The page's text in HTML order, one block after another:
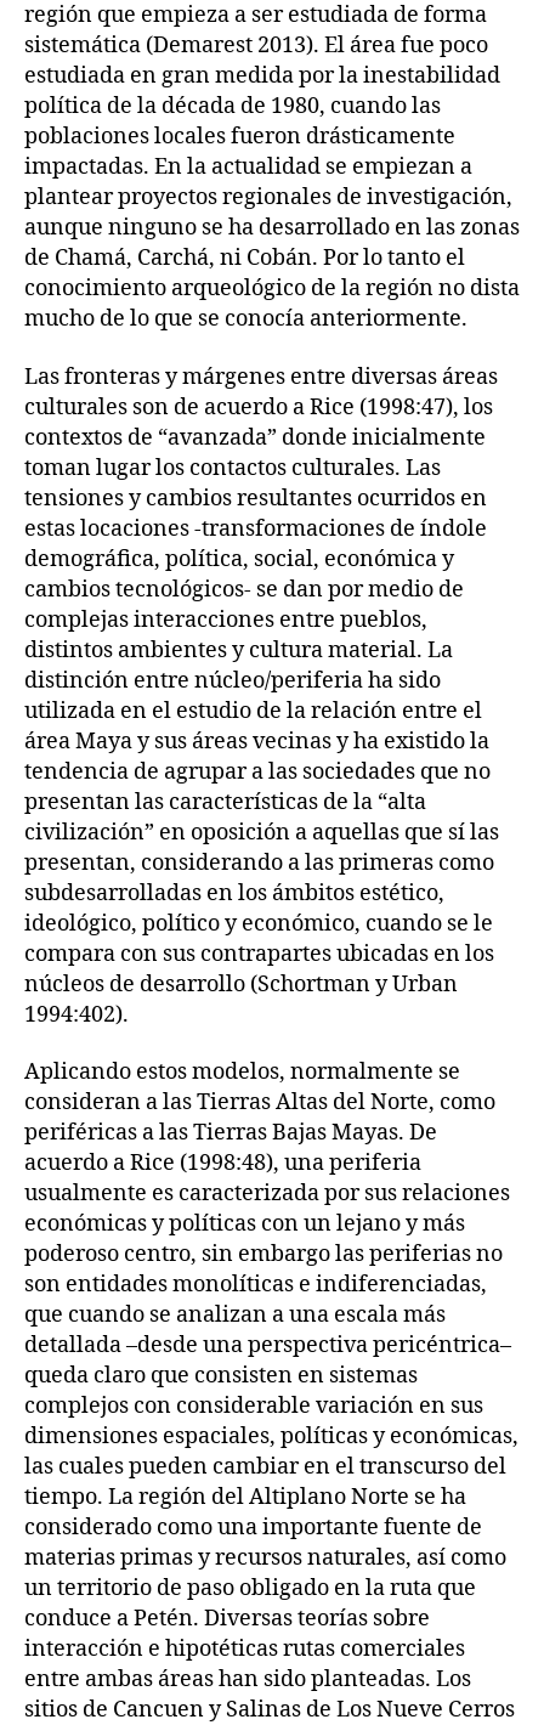
región que empieza a ser estudiada de forma
sistemática (Demarest 2013). El área fue poco
estudiada en gran medida por la inestabilidad
política de la década de 1980, cuando las
poblaciones locales fueron drásticamente
impactadas. En la actualidad se empiezan a
plantear proyectos regionales de investigación,
aunque ninguno se ha desarrollado en las zonas
de Chamá, Carchá, ni Cobán. Por lo tanto el
conocimiento arqueológico de la región no dista
mucho de lo que se conocía anteriormente.
Las fronteras y márgenes entre diversas áreas
culturales son de acuerdo a Rice (1998:47), los
contextos de “avanzada” donde inicialmente
toman lugar los contactos culturales. Las
tensiones y cambios resultantes ocurridos en
estas locaciones -transformaciones de índole
demográfica, política, social, económica y
cambios tecnológicos- se dan por medio de
complejas interacciones entre pueblos,
distintos ambientes y cultura material. La
distinción entre núcleo/periferia ha sido
utilizada en el estudio de la relación entre el
área Maya y sus áreas vecinas y ha existido la
tendencia de agrupar a las sociedades que no
presentan las características de la “alta
civilización” en oposición a aquellas que sí las
presentan, considerando a las primeras como
subdesarrolladas en los ámbitos estético,
ideológico, político y económico, cuando se le
compara con sus contrapartes ubicadas en los
núcleos de desarrollo (Schortman y Urban
1994:402).
Aplicando estos modelos, normalmente se
consideran a las Tierras Altas del Norte, como
periféricas a las Tierras Bajas Mayas. De
acuerdo a Rice (1998:48), una periferia
usualmente es caracterizada por sus relaciones
económicas y políticas con un lejano y más
poderoso centro, sin embargo las periferias no
son entidades monolíticas e indiferenciadas,
que cuando se analizan a una escala más
detallada –desde una perspectiva pericéntrica–
queda claro que consisten en sistemas
complejos con considerable variación en sus
dimensiones espaciales, políticas y económicas,
las cuales pueden cambiar en el transcurso del
tiempo. La región del Altiplano Norte se ha
considerado como una importante fuente de
materias primas y recursos naturales, así como
un territorio de paso obligado en la ruta que
conduce a Petén. Diversas teorías sobre
interacción e hipotéticas rutas comerciales
entre ambas áreas han sido planteadas. Los
sitios de Cancuen y Salinas de Los Nueve Cerros